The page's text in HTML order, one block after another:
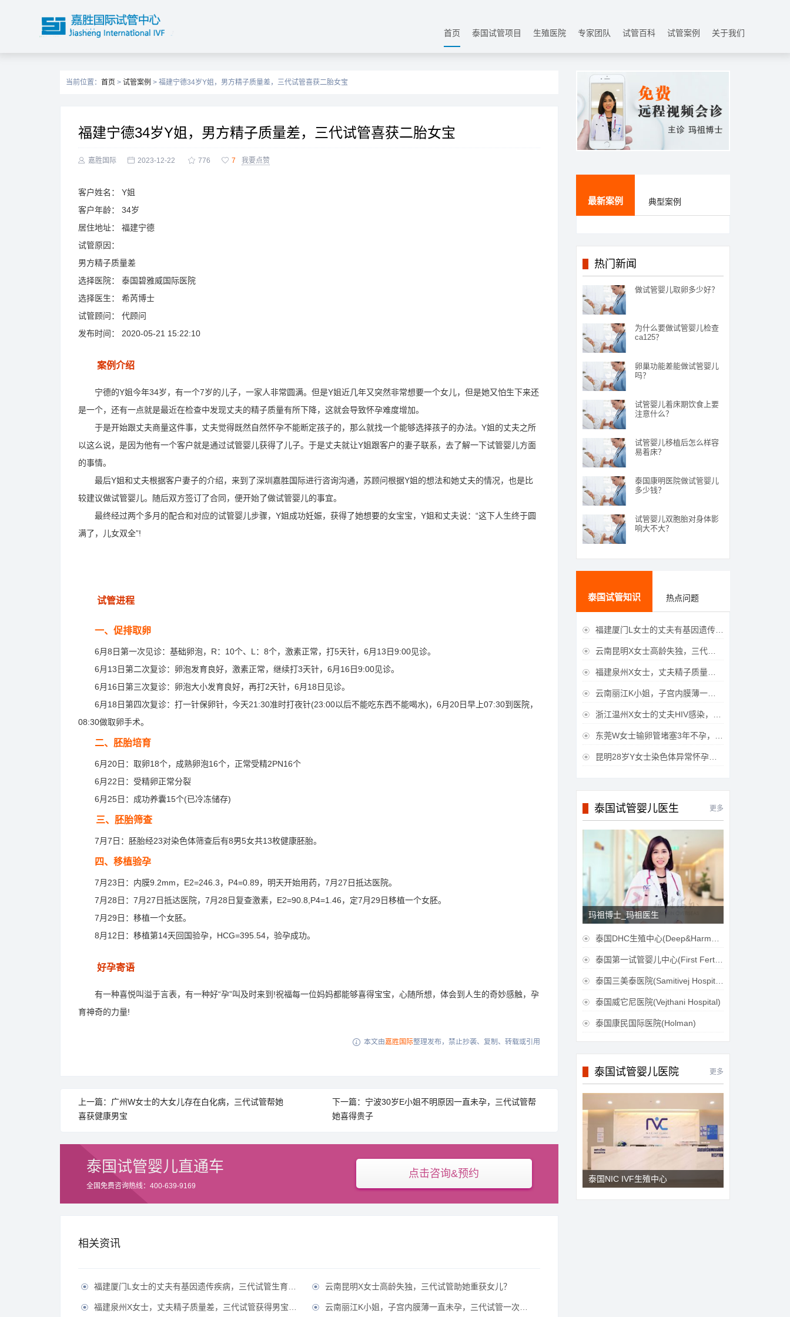
首页 泰国试管项目 生殖医院 专家团队 试管百科 试管案例 关于我们
当前位置： 首页 > 试管案例 > 福建宁德34岁Y姐，男方精子质量差，三代试管喜获二胎女宝
福建宁德34岁Y姐，男方精子质量差，三代试管喜获二胎女宝
 嘉胜国际  2023-12-22  776  7 我要点赞
客户姓名：
Y姐
客户年龄：
34岁
居住地址：
福建宁德
试管原因：
男方精子质量差
选择医院：
泰国碧雅威国际医院
选择医生：
希芮博士
试管顾问：
代顾问
发布时间：
2020-05-21 15:22:10
案例介绍
宁德的Y姐今年34岁，有一个7岁的儿子，一家人非常圆满。但是Y姐近几年又突然非常想要一个女儿，但是她又怕生下来还
是一个，还有一点就是最近在检查中发现丈夫的精子质量有所下降，这就会导致怀孕难度增加。
于是开始跟丈夫商量这件事，丈夫觉得既然自然怀孕不能断定孩子的，那么就找一个能够选择孩子的办法。Y姐的丈夫之所
以这么说，是因为他有一个客户就是通过试管婴儿获得了儿子。于是丈夫就让Y姐跟客户的妻子联系，去了解一下试管婴儿方面
的事情。
最后Y姐和丈夫根据客户妻子的介绍，来到了深圳嘉胜国际进行咨询沟通，苏顾问根据Y姐的想法和她丈夫的情况，也是比
较建议做试管婴儿。随后双方签订了合同，便开始了做试管婴儿的事宜。
最终经过两个多月的配合和对应的试管婴儿步骤，Y姐成功妊娠，获得了她想要的女宝宝，Y姐和丈夫说：“这下人生终于圆
满了，儿女双全”!
试管进程
一、促排取卵
6月8日第一次见诊：基础卵泡，R：10个、L：8个，激素正常，打5天针，6月13日9:00见诊。
6月13日第二次复诊：卵泡发育良好，激素正常，继续打3天针，6月16日9:00见诊。
6月16日第三次复诊：卵泡大小发育良好，再打2天针，6月18日见诊。
6月18日第四次复诊：打一针保卵针，今天21:30准时打夜针(23:00以后不能吃东西不能喝水)，6月20日早上07:30到医院，
08:30做取卵手术。
二、胚胎培育
6月20日：取卵18个，成熟卵泡16个，正常受精2PN16个
6月22日：受精卵正常分裂
6月25日：成功养囊15个(已冷冻储存)
三、胚胎筛查
7月7日：胚胎经23对染色体筛查后有8男5女共13枚健康胚胎。
四、移植验孕
7月23日：内膜9.2mm，E2=246.3，P4=0.89，明天开始用药，7月27日抵达医院。
7月28日：7月27日抵达医院，7月28日复查激素，E2=90.8,P4=1.46，定7月29日移植一个女胚。
7月29日：移植一个女胚。
8月12日：移植第14天回国验孕，HCG=395.54，验孕成功。
好孕寄语
有一种喜悦叫溢于言表，有一种好“孕”叫及时来到!祝福每一位妈妈都能够喜得宝宝，心随所想，体会到人生的奇妙感触，孕
育神奇的力量!
 本文由嘉胜国际整理发布，禁止抄袭、复制、转载或引用
上一篇：广州W女士的大女儿存在白化病，三代试管帮她
喜获健康男宝
下一篇：宁波30岁E小姐不明原因一直未孕，三代试管帮
她喜得贵子
泰国试管婴儿直通车
全国免费咨询热线：400-639-9169
点击咨询&预约
相关资讯
 福建厦门L女士的丈夫有基因遗传疾病，三代试管生育健康宝宝？  云南昆明X女士高龄失独，三代试管助她重获女儿？
 福建泉州X女士，丈夫精子质量差，三代试管获得男宝宝？  云南丽江K小姐，子宫内膜薄一直未孕，三代试管一次成功获得？
最新案例 典型案例
热门新闻
做试管婴儿取卵多少好？
为什么要做试管婴儿检查
ca125？
卵巢功能差能做试管婴儿
吗？
试管婴儿着床期饮食上要
注意什么？
试管婴儿移植后怎么样容
易着床？
泰国康明医院做试管婴儿
多少钱？
试管婴儿双胞胎对身体影
响大不大？
泰国试管知识 热点问题
 福建厦门L女士的丈夫有基因遗传疾病，三代试管生育健康宝宝
 云南昆明X女士高龄失独，三代试管助她重获女儿
 福建泉州X女士，丈夫精子质量差，三代试管获得男宝宝
 云南丽江K小姐，子宫内膜薄一直未孕，三代试管一次成功获得
 浙江温州X女士的丈夫HIV感染，三代试管成功获得女宝宝
 东莞W女士输卵管堵塞3年不孕，泰国三代试管喜获
 昆明28岁Y女士染色体异常怀孕难，泰国三代试管成功好孕
泰国试管婴儿医生 更多
玛祖博士_玛祖医生
 泰国DHC生殖中心(Deep&Harmonicare IVF Center)
 泰国第一试管婴儿中心(First Fertilily PGS Center Limitied)
 泰国三美泰医院(Samitivej Hospital)
 泰国威它尼医院(Vejthani Hospital)
 泰国康民国际医院(Holman)
泰国试管婴儿医院 更多
泰国NIC IVF生殖中心